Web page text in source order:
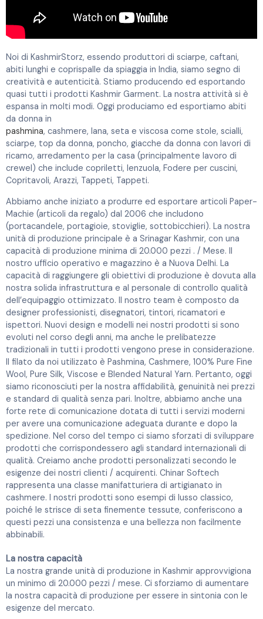
Noi di KashmirStorz, essendo produttori di sciarpe, caftani,
abiti lunghi e coprispalle da spiaggia in India, siamo segno di
creatività e autenticità. Stiamo producendo ed esportando
quasi tutti i prodotti Kashmir Garment. La nostra attività si è
espansa in molti modi. Oggi produciamo ed esportiamo abiti
da donna in
pashmina, cashmere, lana, seta e viscosa come stole, scialli,
sciarpe, top da donna, poncho, giacche da donna con lavori di
ricamo, arredamento per la casa (principalmente lavoro di
crewel) che include copriletti, lenzuola, Fodere per cuscini,
Copritavoli, Arazzi, Tappeti, Tappeti.
Abbiamo anche iniziato a produrre ed esportare articoli Paper-
Machie (articoli da regalo) dal 2006 che includono
(portacandele, portagioie, stoviglie, sottobicchieri). La nostra
unità di produzione principale è a Srinagar Kashmir, con una
capacità di produzione minima di 20.000 pezzi . / Mese. Il
nostro ufficio operativo e magazzino è a Nuova Delhi. La
capacità di raggiungere gli obiettivi di produzione è dovuta alla
nostra solida infrastruttura e al personale di controllo qualità
dell’equipaggio ottimizzato. Il nostro team è composto da
designer professionisti, disegnatori, tintori, ricamatori e
ispettori. Nuovi design e modelli nei nostri prodotti si sono
evoluti nel corso degli anni, ma anche le prelibatezze
tradizionali in tutti i prodotti vengono prese in considerazione.
Il filato da noi utilizzato è Pashmina, Cashmere, 100% Pure Fine
Wool, Pure Silk, Viscose e Blended Natural Yarn. Pertanto, oggi
siamo riconosciuti per la nostra affidabilità, genuinità nei prezzi
e standard di qualità senza pari. Inoltre, abbiamo anche una
forte rete di comunicazione dotata di tutti i servizi moderni
per avere una comunicazione adeguata durante e dopo la
spedizione. Nel corso del tempo ci siamo sforzati di sviluppare
prodotti che corrispondessero agli standard internazionali di
qualità. Creiamo anche prodotti personalizzati secondo le
esigenze dei nostri clienti / acquirenti. Chinar Softech
rappresenta una classe manifatturiera di artigianato in
cashmere. I nostri prodotti sono esempi di lusso classico,
poiché le strisce di seta finemente tessute, conferiscono a
questi pezzi una consistenza e una bellezza non facilmente
abbinabili.
La nostra capacità
La nostra grande unità di produzione in Kashmir approvvigiona
un minimo di 20.000 pezzi / mese. Ci sforziamo di aumentare
la nostra capacità di produzione per essere in sintonia con le
esigenze del mercato.